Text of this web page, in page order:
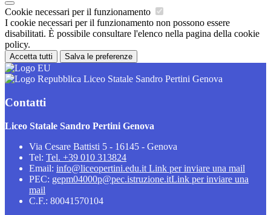
Cookie necessari per il funzionamento
I cookie necessari per il funzionamento non possono essere
disabilitati. È possibile consultare l'elenco nella pagina della cookie
policy.
Accetta tutti Salva le preferenze
Liceo Statale Sandro Pertini Genova
Contatti
Liceo Statale Sandro Pertini Genova
Via Cesare Battisti 5 - 16145 - Genova
Tel: Tel. +39 010 313824
Email: info@liceopertini.edu.it Link per inviare una mail
PEC: gepm04000p@pec.istruzione.itLink per inviare una
mail
C.F.: 80041570104